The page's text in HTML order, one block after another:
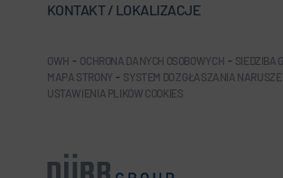
KONTAKT / LOKALIZACJE
OWH - OCHRONA DANYCH OSOBOWYCH - SIEDZIBA
MAPA STRONY - SYSTEM DO ZGŁASZANIA
USTAWIENIA PLIKÓW COOKIES